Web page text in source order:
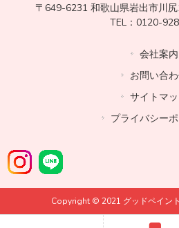
〒649-6231 和歌山県岩出市川
TEL：0120-
会社案内
お問い合
サイトマ
プライバシー
Copyright © 2021 グッドペイン